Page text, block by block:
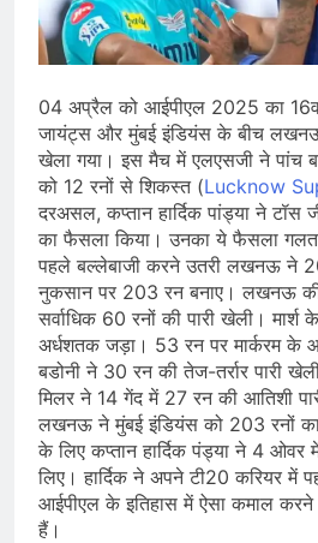
जारी किया, दिल्ली-
जलभराव और बाढ़ की
August 6, 2026
जंतर-मंतर पुलिस
August 6, 2026
राष्ट्रीय हथकरघा
देशभर में बुनकरों और
होगा आयोजन
August 5, 2026
04 अप्रैल को आईपीएल 2025 का
जायंट्स और मुंबई इंडियंस के बीच
खेला गया। इस मैच में एलएसजी ने पांच
को 12 रनों से शिकस्त (Lucknow
दरअसल, कप्तान हार्दिक पांड्या ने
का फैसला किया। उनका ये फैसला
पहले बल्लेबाजी करने उतरी लखनऊ ने
नुकसान पर 203 रन बनाए। लखनऊ
सर्वाधिक 60 रनों की पारी खेली। मार्श
अर्धशतक जड़ा। 53 रन पर मार्करम के
बडोनी ने 30 रन की तेज-तर्रार पारी
मिलर ने 14 गेंद में 27 रन की आतिशी
लखनऊ ने मुंबई इंडियंस को 203 रनों का
के लिए कप्तान हार्दिक पंड्या ने 4
लिए। हार्दिक ने अपने टी20 करियर में
आईपीएल के इतिहास में ऐसा कमाल
हैं।